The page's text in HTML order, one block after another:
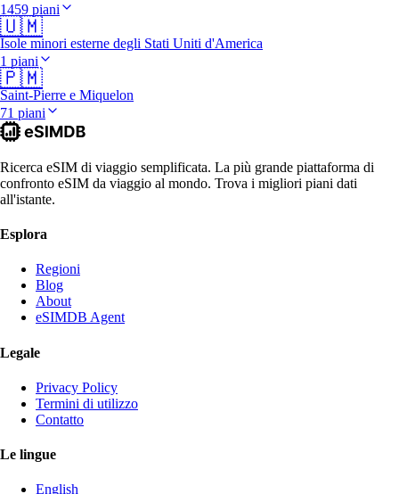
1459 piani
🇺🇲
Isole minori esterne degli Stati Uniti d'America
1 piani
🇵🇲
Saint-Pierre e Miquelon
71 piani
Ricerca eSIM di viaggio semplificata. La più grande piattaforma di
confronto eSIM da viaggio al mondo. Trova i migliori piani dati
all'istante.
Esplora
Regioni
Blog
About
eSIMDB Agent
Legale
Privacy Policy
Termini di utilizzo
Contatto
Le lingue
English